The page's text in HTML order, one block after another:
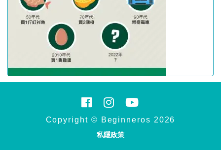
Copyright © Beginneros 2026
私隱政策